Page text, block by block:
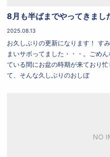
8月も半ばまでやってきまし
2025.08.13
お久しぶりの更新になります！ す
まいサボってました・・・。ごめ
ている間にお盆の時期が来ており
て、そんな久しぶりのおしぼ
NO